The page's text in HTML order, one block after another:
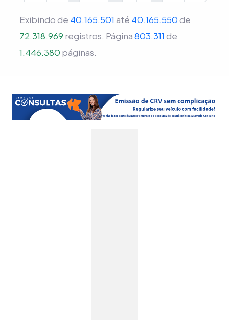
Exibindo de 40.165.501 até 40.165.550de
72.318.969 registros. Página803.311 de
1.446.380 páginas.